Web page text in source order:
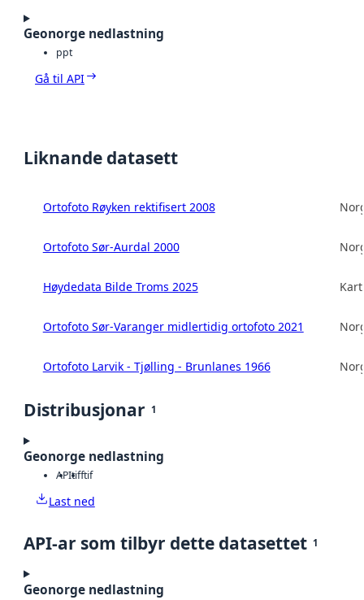
Geonorge nedlastning
ppt
Gå til API
Liknande datasett
Ortofoto Røyken rektifisert 2008
Ortofoto Sør-Aurdal 2000
Høydedata Bilde Troms 2025
Ortofoto Sør-Varanger midlertidig ortofoto 2021
Ortofoto Larvik - Tjølling - Brunlanes 1966
Distribusjonar 1
Geonorge nedlastning
APItifftif
Last ned
API-ar som tilbyr dette datasettet 1
Geonorge nedlastning